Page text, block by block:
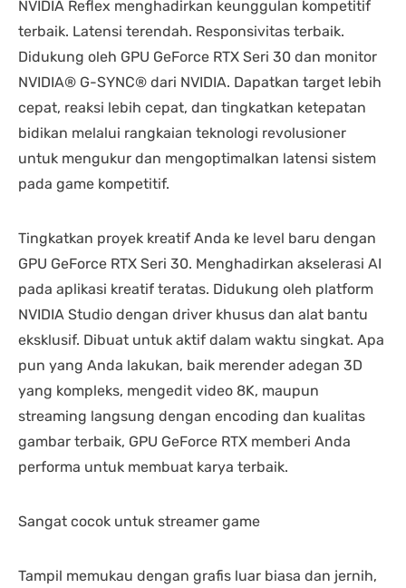
NVIDIA Reflex menghadirkan keunggulan kompetitif
terbaik. Latensi terendah. Responsivitas terbaik.
Didukung oleh GPU GeForce RTX Seri 30 dan monitor
NVIDIA® G-SYNC® dari NVIDIA. Dapatkan target lebih
cepat, reaksi lebih cepat, dan tingkatkan ketepatan
bidikan melalui rangkaian teknologi revolusioner
untuk mengukur dan mengoptimalkan latensi sistem
pada game kompetitif.
Tingkatkan proyek kreatif Anda ke level baru dengan
GPU GeForce RTX Seri 30. Menghadirkan akselerasi AI
pada aplikasi kreatif teratas. Didukung oleh platform
NVIDIA Studio dengan driver khusus dan alat bantu
eksklusif. Dibuat untuk aktif dalam waktu singkat. Apa
pun yang Anda lakukan, baik merender adegan 3D
yang kompleks, mengedit video 8K, maupun
streaming langsung dengan encoding dan kualitas
gambar terbaik, GPU GeForce RTX memberi Anda
performa untuk membuat karya terbaik.
Sangat cocok untuk streamer game
Tampil memukau dengan grafis luar biasa dan jernih,